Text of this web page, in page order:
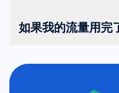
如果我的流量用完